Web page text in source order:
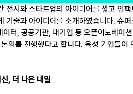
전시와 스타트업의 아이디어를 짧고 임
기술과 아이디어를 소개하였습니다. 슈
이터, 공공기관, 대기업 등 오픈이노베이
의를 진행했다고 합니다. 육성 기업들
, 더 나은 내일